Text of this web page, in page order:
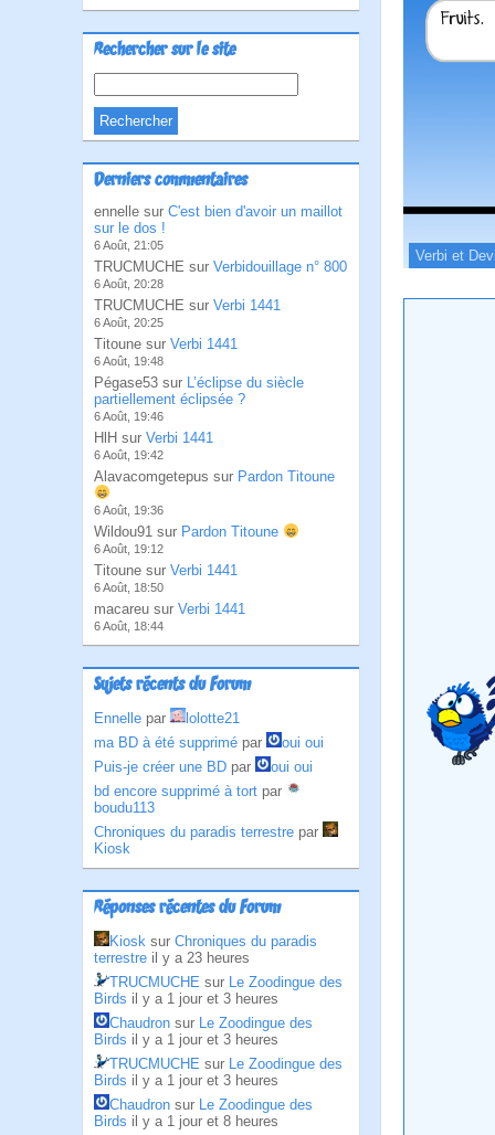
Rechercher sur le site
Derniers commentaires
ennelle sur C'est bien d'avoir un maillot
sur le dos !
6 Août, 21:05
TRUCMUCHE sur Verbidouillage n° 800
6 Août, 20:28
TRUCMUCHE sur Verbi 1441
6 Août, 20:25
Titoune sur Verbi 1441
6 Août, 19:48
Pégase53 sur L’éclipse du siècle
partiellement éclipsée ?
6 Août, 19:46
HlH sur Verbi 1441
6 Août, 19:42
Alavacomgetepus sur Pardon Titoune
6 Août, 19:36
Wildou91 sur Pardon Titoune
6 Août, 19:12
Titoune sur Verbi 1441
6 Août, 18:50
macareu sur Verbi 1441
6 Août, 18:44
Sujets récents du Forum
Ennelle par
lolotte21
ma BD à été supprimé par
oui oui
Puis-je créer une BD par
oui oui
bd encore supprimé à tort par
boudu113
Chroniques du paradis terrestre par
Kiosk
Réponses récentes du Forum
Kiosk sur Chroniques du paradis
terrestre il y a 23 heures
TRUCMUCHE sur Le Zoodingue des
Birds il y a 1 jour et 3 heures
Chaudron sur Le Zoodingue des
Birds il y a 1 jour et 3 heures
TRUCMUCHE sur Le Zoodingue des
Birds il y a 1 jour et 3 heures
Chaudron sur Le Zoodingue des
Birds il y a 1 jour et 8 heures
Verbi et